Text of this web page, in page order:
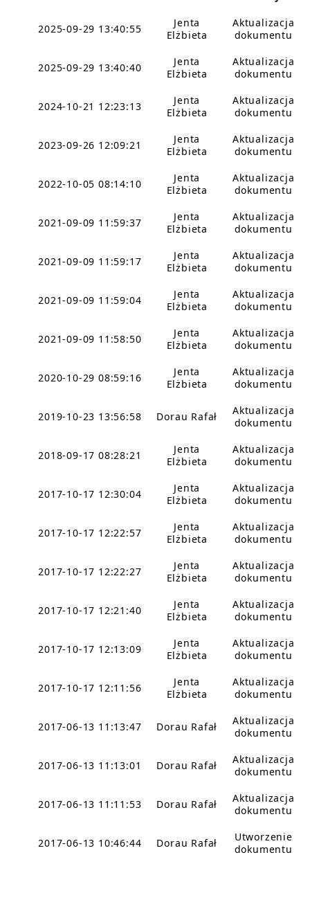
2025-09-29 13:40:55
Jenta
Elżbieta
Aktualizacja
dokumentu
2025-09-29 13:40:40
Jenta
Elżbieta
Aktualizacja
dokumentu
2024-10-21 12:23:13
Jenta
Elżbieta
Aktualizacja
dokumentu
2023-09-26 12:09:21
Jenta
Elżbieta
Aktualizacja
dokumentu
2022-10-05 08:14:10
Jenta
Elżbieta
Aktualizacja
dokumentu
2021-09-09 11:59:37
Jenta
Elżbieta
Aktualizacja
dokumentu
2021-09-09 11:59:17
Jenta
Elżbieta
Aktualizacja
dokumentu
2021-09-09 11:59:04
Jenta
Elżbieta
Aktualizacja
dokumentu
2021-09-09 11:58:50
Jenta
Elżbieta
Aktualizacja
dokumentu
2020-10-29 08:59:16
Jenta
Elżbieta
Aktualizacja
dokumentu
2019-10-23 13:56:58 Dorau Rafał
Aktualizacja
dokumentu
2018-09-17 08:28:21
Jenta
Elżbieta
Aktualizacja
dokumentu
2017-10-17 12:30:04
Jenta
Elżbieta
Aktualizacja
dokumentu
2017-10-17 12:22:57
Jenta
Elżbieta
Aktualizacja
dokumentu
2017-10-17 12:22:27
Jenta
Elżbieta
Aktualizacja
dokumentu
2017-10-17 12:21:40
Jenta
Elżbieta
Aktualizacja
dokumentu
2017-10-17 12:13:09
Jenta
Elżbieta
Aktualizacja
dokumentu
2017-10-17 12:11:56
Jenta
Elżbieta
Aktualizacja
dokumentu
2017-06-13 11:13:47 Dorau Rafał
Aktualizacja
dokumentu
2017-06-13 11:13:01 Dorau Rafał
Aktualizacja
dokumentu
2017-06-13 11:11:53 Dorau Rafał
Aktualizacja
dokumentu
2017-06-13 10:46:44 Dorau Rafał
Utworzenie
dokumentu